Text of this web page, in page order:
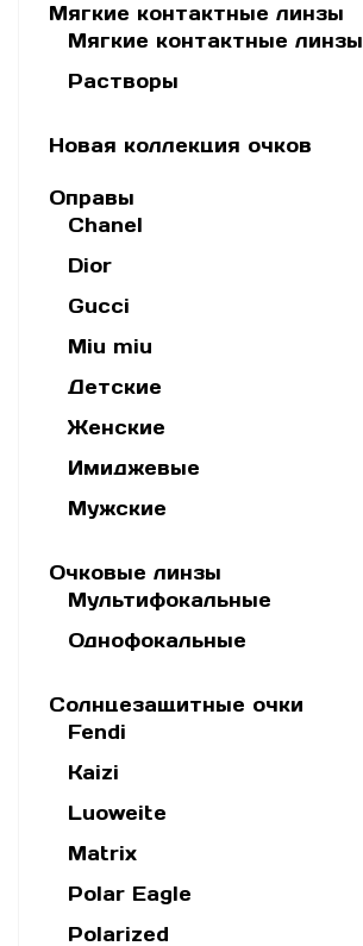
Мягкие контактные линзы
Мягкие контактные линзы
Растворы
Новая коллекция очков
Оправы
Chanel
Dior
Gucci
Miu miu
Детские
Женские
Имиджевые
Мужские
Очковые линзы
Мультифокальные
Однофокальные
Солнцезащитные очки
Fendi
Kaizi
Luoweite
Matrix
Polar Eagle
Polarized